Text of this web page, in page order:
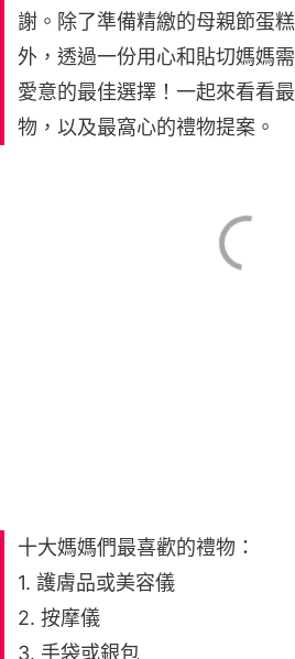
謝。除了準備精繳的母親節蛋
外，透過一份用心和貼切媽媽
愛意的最佳選擇！一起來看看
物，以及最窩心的禮物提案。
十大媽媽們最喜歡的禮物：
1. 護膚品或美容儀
2. 按摩儀
3. 手袋或銀包